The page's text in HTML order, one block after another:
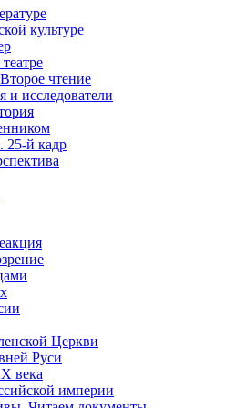
культуре
чтение
и исследователи
25-й кадр
Церкви
Руси
века
империи